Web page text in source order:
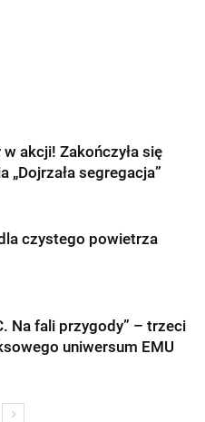
w akcji! Zakończyła się
„Dojrzała segregacja”
czystego powietrza
Na fali przygody” – trzeci
uniwersum EMU